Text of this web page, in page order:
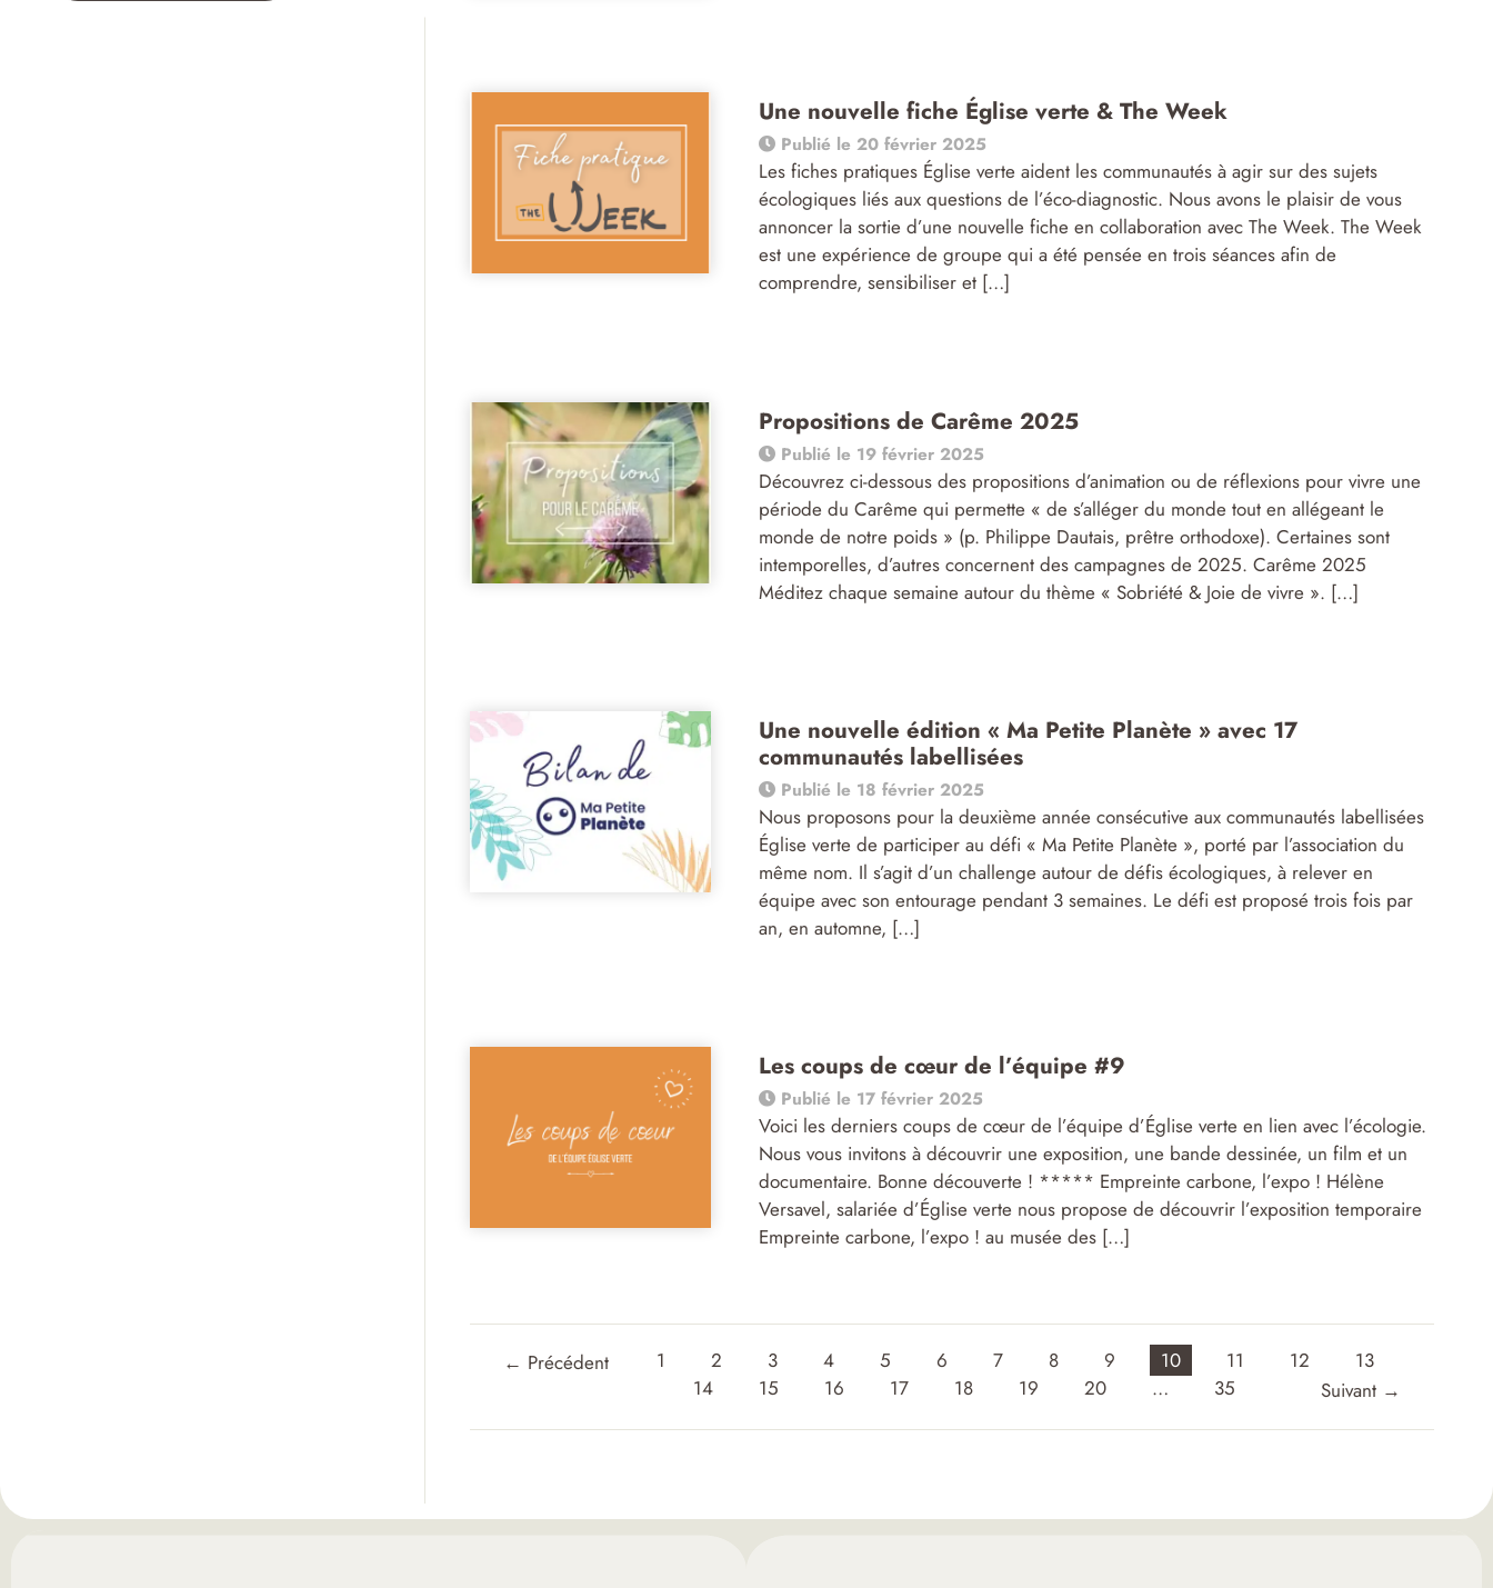
Une nouvelle fiche Église verte & The Week
Publié le 20 février 2025
Les fiches pratiques Église verte aident les communautés à agir sur des sujets
écologiques liés aux questions de l’éco-diagnostic. Nous avons le plaisir de vous
annoncer la sortie d’une nouvelle fiche en collaboration avec The Week. The Week
est une expérience de groupe qui a été pensée en trois séances afin de
comprendre, sensibiliser et […]
Propositions de Carême 2025
Publié le 19 février 2025
Découvrez ci-dessous des propositions d’animation ou de réflexions pour vivre une
période du Carême qui permette « de s’alléger du monde tout en allégeant le
monde de notre poids » (p. Philippe Dautais, prêtre orthodoxe). Certaines sont
intemporelles, d’autres concernent des campagnes de 2025. Carême 2025
Méditez chaque semaine autour du thème « Sobriété & Joie de vivre ». […]
Une nouvelle édition « Ma Petite Planète » avec 17
communautés labellisées
Publié le 18 février 2025
Nous proposons pour la deuxième année consécutive aux communautés labellisées
Église verte de participer au défi « Ma Petite Planète », porté par l’association du
même nom. Il s’agit d’un challenge autour de défis écologiques, à relever en
équipe avec son entourage pendant 3 semaines. Le défi est proposé trois fois par
an, en automne, […]
Les coups de cœur de l’équipe #9
Publié le 17 février 2025
Voici les derniers coups de cœur de l’équipe d’Église verte en lien avec l’écologie.
Nous vous invitons à découvrir une exposition, une bande dessinée, un film et un
documentaire. Bonne découverte ! ***** Empreinte carbone, l’expo ! Hélène
Versavel, salariée d’Église verte nous propose de découvrir l’exposition temporaire
Empreinte carbone, l’expo ! au musée des […]
← Précédent 1 2 3 4 5 6 7 8 9 10 11 12
13
14
15 16 17 18 19 20 … 35 Suivant →